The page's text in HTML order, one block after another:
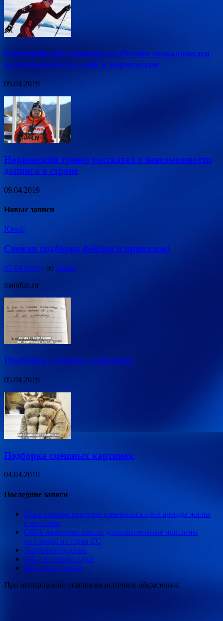
Олимпийский чемпион из России пожаловался
на предвзятость судей к норвежцам
09.04.2019
Норвежский тренер рассказал о невозможности
допинга в стране
09.04.2019
Новые записи
Юмор
Свежая подборка фейлов и приколов!
05.04.2019 - от admin
mainfun.ru
Подборка смешных картинок
05.04.2019
Подборка смешных картинок
04.04.2019
Последние записи
Как в первом квартале изменилась цена аренды жилья
в регионах
США намерены ввести дополнительные пошлины
на товары из стран ЕС
Тигровые булочки
Яйца в соевом соусе
Фокачча с сыром
При цитировании ссылка на источник обязательна.